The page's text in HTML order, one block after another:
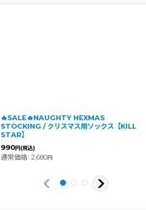
🔥SALE🔥NAUGHTY HEXMAS
STOCKING / クリスマス用ソックス【KILL
STAR】
990円(税込)
通常価格: 2,680円